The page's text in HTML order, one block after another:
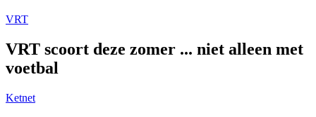
VRT
VRT scoort deze zomer ... niet alleen met
voetbal
Ketnet